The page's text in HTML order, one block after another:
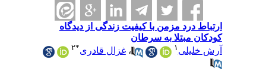
ارتباط درد مزمن با کیفیت زندگی از دیدگاه
کودکان مبتلا به سرطان
آرش خلیلی
،غزال قادری* ۲